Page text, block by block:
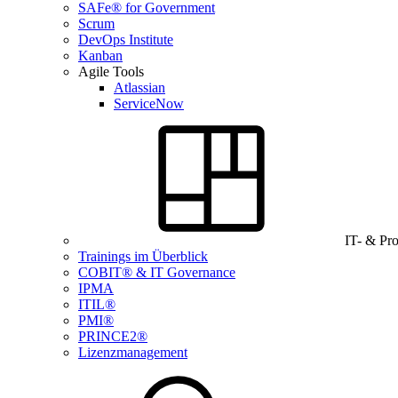
SAFe® for Government
Scrum
DevOps Institute
Kanban
Agile Tools
Atlassian
ServiceNow
IT- &
Trainings im Überblick
COBIT® & IT Governance
IPMA
ITIL®
PMI®
PRINCE2®
Lizenzmanagement